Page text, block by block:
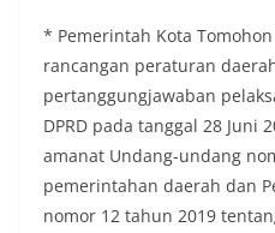
* Pemerintah Kota
rancangan peraturan
pertanggungjawaban
DPRD pada tanggal 28 Juni
amanat Undang-undang
pemerintahan daerah dan
nomor 12 tahun 2019